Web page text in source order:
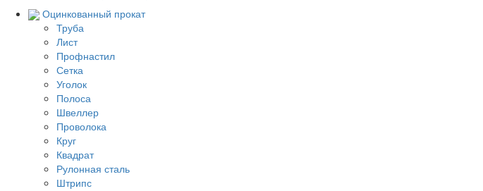
Оцинкованный прокат
Труба
Лист
Профнастил
Сетка
Уголок
Полоса
Швеллер
Проволока
Круг
Квадрат
Рулонная сталь
Штрипс